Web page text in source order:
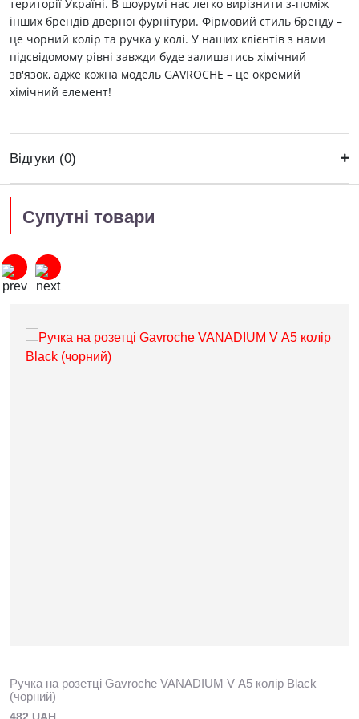
території Україні. В шоурумі нас легко вирізнити з-поміж
інших брендів дверної фурнітури. Фірмовий стиль бренду –
це чорний колір та ручка у колі. У наших клієнтів з нами
підсвідомому рівні завжди буде залишатись хімічний
зв'язок, адже кожна модель GAVROCHE – це окремий
хімічний елемент!
Відгуки (0)
Супутні товари
Ручка на розетці Gavroche VANADIUМ V А5 колір Black
(чорний)
482 UAH